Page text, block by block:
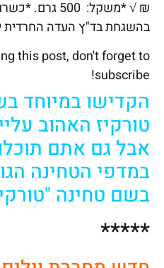
₪
√
*משקל: 500
בהשגחת בד"ץ העדה החרדית
this post, don't forget to
subscribe!
הקדישו במיוחד
טורקיז האהוב
אבל גם אתם
במדפי הטחינה
בשם טחינה
*****